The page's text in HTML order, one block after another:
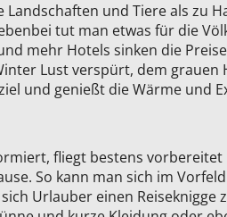
und Tiere als zu
tut man etwas für die
mehr Hotels sinken die
Lust verspürt, dem
und genießt die Wärme und
fliegt bestens
So kann man sich im
Urlauber einen